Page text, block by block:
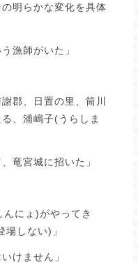
明らかな変化を具体
漁師がいた」
郡、日置の里、筒川
、浦嶋子(うらしま
竜宮城に招いた」
んにょ)がやってき
しない)」
けません」